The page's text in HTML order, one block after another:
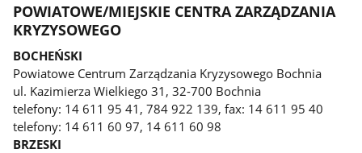
POWIATOWE/MIEJSKIE CENTRA ZARZĄDZANIA
KRYZYSOWEGO
BOCHEŃSKI
Powiatowe Centrum Zarządzania Kryzysowego Bochnia
ul. Kazimierza Wielkiego 31, 32-700 Bochnia
telefony: 14 611 95 41, 784 922 139, fax: 14 611 95 40
telefony: 14 611 60 97, 14 611 60 98
BRZESKI